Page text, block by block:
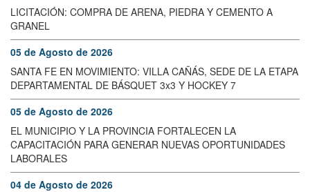
LICITACIÓN: COMPRA DE ARENA, PIEDRA Y CEMENTO A
GRANEL
05 de Agosto de 2026
SANTA FE EN MOVIMIENTO: VILLA CAÑÁS, SEDE DE LA ETAPA
DEPARTAMENTAL DE BÁSQUET 3x3 Y HOCKEY 7
05 de Agosto de 2026
EL MUNICIPIO Y LA PROVINCIA FORTALECEN LA
CAPACITACIÓN PARA GENERAR NUEVAS OPORTUNIDADES
LABORALES
04 de Agosto de 2026